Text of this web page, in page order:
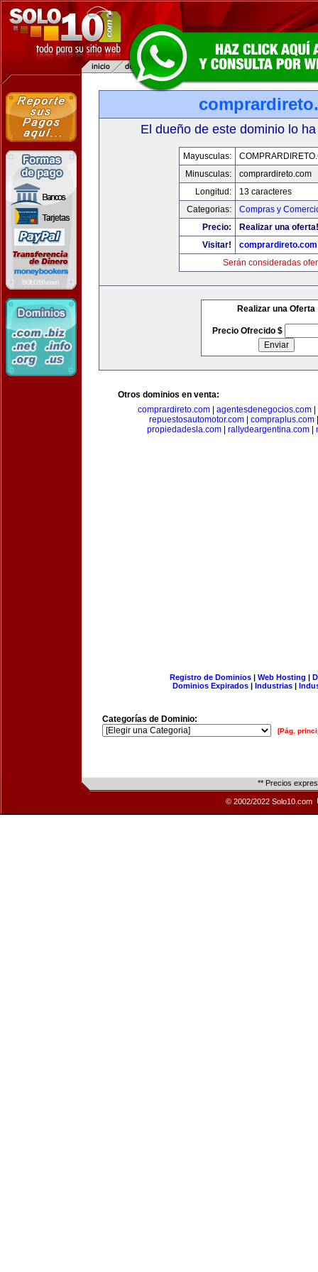
El dueño de este dominio lo
Mayusculas:
Minusculas:
comprardireto.com
Longitud:
13 caracteres
Categorias:
Compras y
Precio:
Realizar una oferta!
Visitar!
comprardireto.com
Serán consideradas
Realizar una Oferta
Precio Ofrecido $
Otros dominios en venta:
comprardireto.com| agentesdenegocios.com|
repuestosautomotor.com
compraplus.com
propiedadesla.com| rallydeargentina.com|
Registro de Dominios| Web Hosting |
Dominios Expirados | Industrias |
Categorías de Dominio:
[Pág.
** Precios
© 2002/2022 Solo10.com